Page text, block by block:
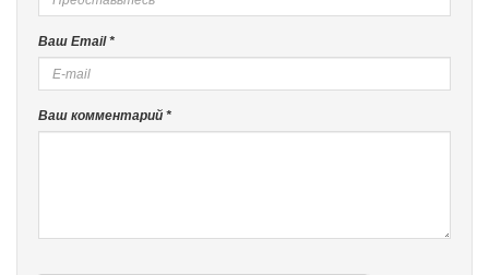
Ваш Email *
Ваш комментарий *